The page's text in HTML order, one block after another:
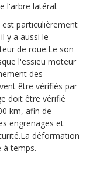
l'arbre latéral.
particulièrement
y a aussi le
de roue.Le son
l'essieu moteur
des
être vérifiés par
doit être vérifié
km, afin de
engrenages et
déformation
à temps.